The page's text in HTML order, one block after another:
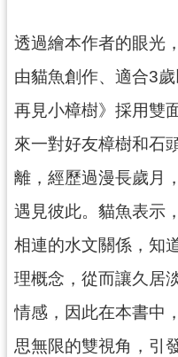
息
告
志
工
地
出
版
與
文
創
商
透過繪本作者的眼光
由貓魚創作、適合3
再見小樟樹》採用雙
來一對好友樟樹和石
離，經歷過漫長歲月
遇見彼此。貓魚表示
相連的水文關係，知
理概念，從而讓久居
情感，因此在本書中
思無限的雙視角，引